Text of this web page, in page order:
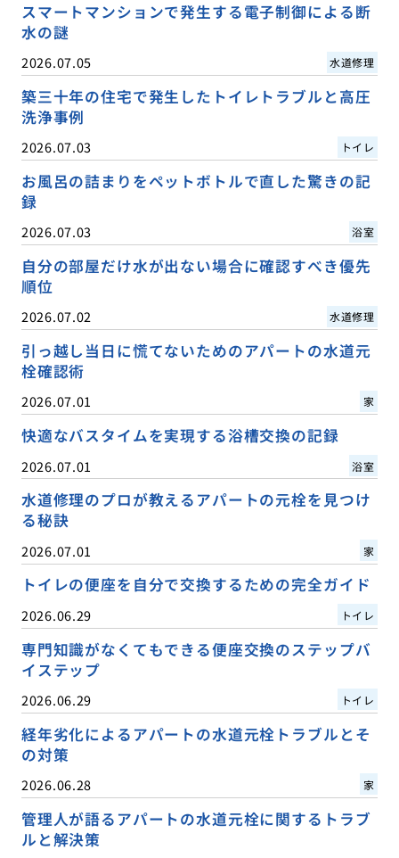
スマートマンションで発生する電子制御による断
水の謎
2026.07.05 水道修理
築三十年の住宅で発生したトイレトラブルと高圧
洗浄事例
2026.07.03 トイレ
お風呂の詰まりをペットボトルで直した驚きの記
録
2026.07.03 浴室
自分の部屋だけ水が出ない場合に確認すべき優先
順位
2026.07.02 水道修理
引っ越し当日に慌てないためのアパートの水道元
栓確認術
2026.07.01 家
快適なバスタイムを実現する浴槽交換の記録
2026.07.01 浴室
水道修理のプロが教えるアパートの元栓を見つけ
る秘訣
2026.07.01 家
トイレの便座を自分で交換するための完全ガイド
2026.06.29 トイレ
専門知識がなくてもできる便座交換のステップバ
イステップ
2026.06.29 トイレ
経年劣化によるアパートの水道元栓トラブルとそ
の対策
2026.06.28 家
管理人が語るアパートの水道元栓に関するトラブ
ルと解決策